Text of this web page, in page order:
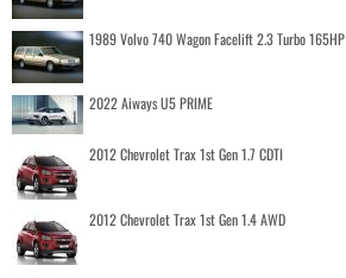
1989 Volvo 740 Wagon Facelift 2.3 Turbo 165HP
2022 Aiways U5 PRIME
2012 Chevrolet Trax 1st Gen 1.7 CDTI
2012 Chevrolet Trax 1st Gen 1.4 AWD